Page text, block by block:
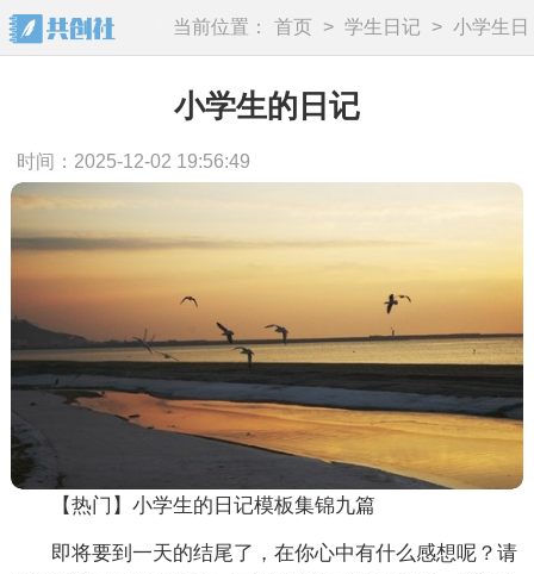
当前位置： 首页 > 学生日记 > 小学生日
记
小学生的日记
时间：2025-12-02 19:56:49
【热门】小学生的日记模板集锦九篇
即将要到一天的结尾了，在你心中有什么感想呢？请